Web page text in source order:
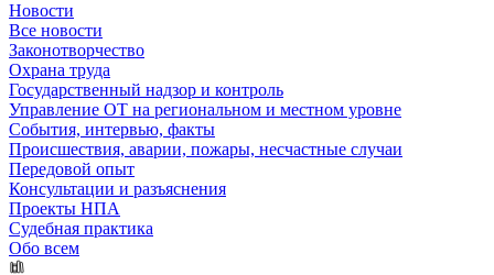
Новости
Все новости
Законотворчество
Охрана труда
Государственный надзор и контроль
Управление ОТ на региональном и местном уровне
События, интервью, факты
Происшествия, аварии, пожары, несчастные случаи
Передовой опыт
Консультации и разъяснения
Проекты НПА
Судебная практика
Обо всем